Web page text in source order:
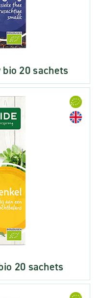
20 sachets
20 sachets